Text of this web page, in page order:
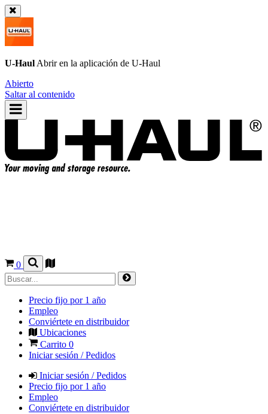
U-Haul Abrir en la aplicación de U-Haul
Abierto
Saltar al contenido
0
Precio fijo por 1 año
Empleo
Conviértete en distribuidor
Ubicaciones
Carrito 0
Iniciar sesión / Pedidos
Iniciar sesión / Pedidos
Precio fijo por 1 año
Empleo
Conviértete en distribuidor